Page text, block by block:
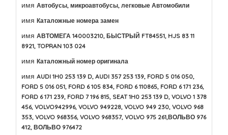
имя Автобусы, микроавтобусы, легковые Автомобили
имя Каталожные номера замен
имя АВТОМЕГА 140003210, БЫСТРЫЙ FT84551, HJS 83 11
8921, TOPRAN 103 024
имя Каталожный номер оригинала
имя AUDI 1H0 253 139 D, AUDI 357 253 139, FORD 5 016 050,
FORD 5 016 051, FORD 6 105 834, FORD 6 110865, FORD 6 171 236,
FORD 6 171 239, FORD 7 196 815, SEAT 1H0 253 139 D, VOLVO 1 378
456, VOLVO942996, VOLVO 949228, VOLVO 949 230, VOLVO 968
353, VOLVO 968356, VOLVO 968357, VOLVO 975 261,ВОЛЬВО 976
412, ВОЛЬВО 976472